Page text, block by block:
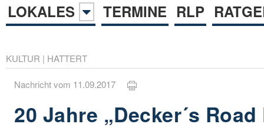
LOKALES
TERMINE RLP
KULTUR | HATTERT
Nachricht vom 11.09.2017
20 Jahre „Decker´s